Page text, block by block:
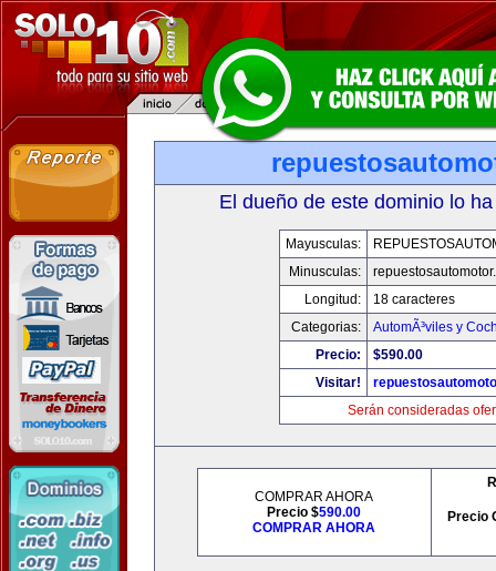
El dueño de este dominio lo
Mayusculas:
Minusculas:
Longitud:
18 caracteres
Categorias:
AutomÃ³viles y
Precio:
$590.00
Visitar!
Serán consideradas
COMPRAR AHORA
Precio $590.00
COMPRAR AHORA
Precio